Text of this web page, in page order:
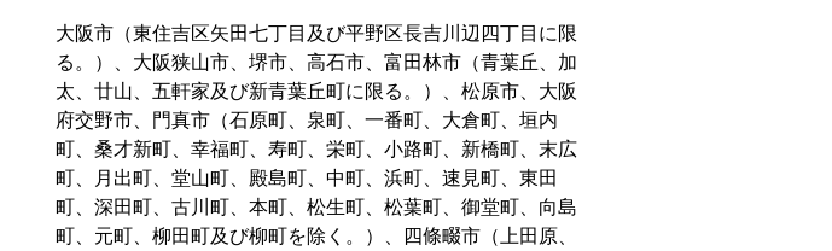
大阪市（東住吉区矢田七丁目及び平野区長吉川辺四丁目に限
る。）、大阪狭山市、堺市、高石市、富田林市（青葉丘、加
太、廿山、五軒家及び新青葉丘町に限る。）、松原市、大阪
府交野市、門真市（石原町、泉町、一番町、大倉町、垣内
町、桑才新町、幸福町、寿町、栄町、小路町、新橋町、末広
町、月出町、堂山町、殿島町、中町、浜町、速見町、東田
町、深田町、古川町、本町、松生町、松葉町、御堂町、向島
町、元町、柳田町及び柳町を除く。）、四條畷市（上田原、